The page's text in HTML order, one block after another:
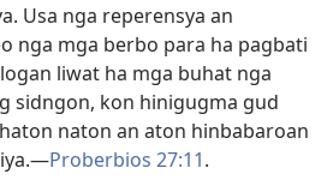
Usa nga reperensya an
nga mga berbo para ha pagbati
liwat ha mga buhat nga
sidngon, kon hinigugma gud
naton an aton hinbabaroan
iya.—Proberbios 27:11.